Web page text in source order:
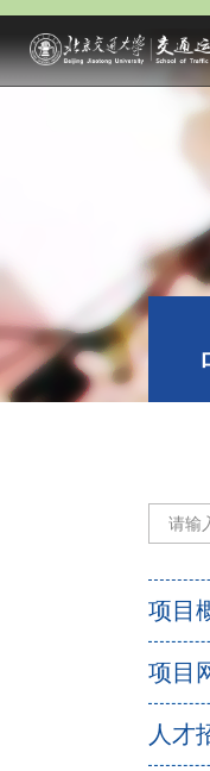
项目
项目
人才